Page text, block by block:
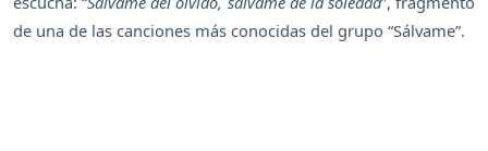
de una de las canciones más conocidas del grupo “Sálvame”.